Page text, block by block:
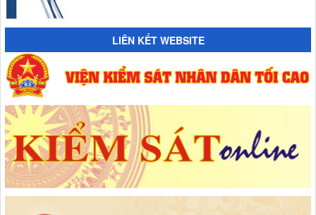
LIÊN KẾT WEBSITE